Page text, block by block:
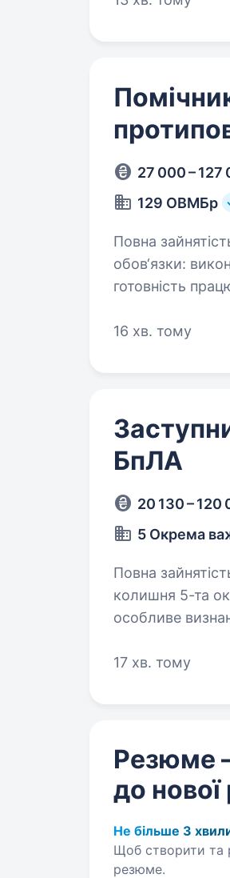
27 000 – 127
129 ОВМБр
Повна зайнятість.
обов‘язки: виконання чи сприяння у виконанні бойових задач підрозділом;
готовність
16 хв. тому
БпЛА
20 130 – 120
5 Окрема
Повна зайнятість. Ми 5-та окрема важка механізована
колишня 5-та
особливе
17 хв. тому
Резюме
до
Не більше 3
Щоб створити та
резюме.